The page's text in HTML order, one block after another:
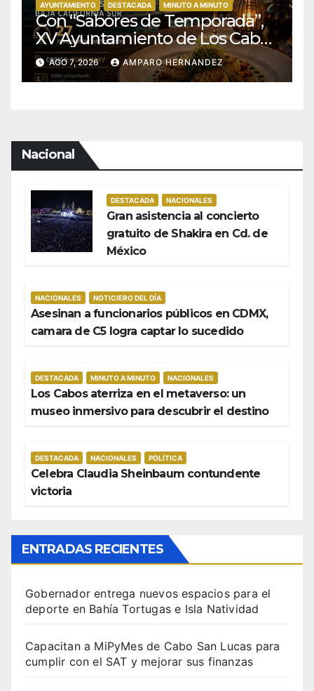
AYUNTAMIENTO DESTACADA MINUTO A MINUTO
Con “Sabores de Temporada”,
XV Ayuntamiento de Los Cabos
y Canirac impulsan consumo
local con beneficios para
AGO 7, 2026 AMPARO HERNANDEZ
Nacional
DESTACADA NACIONALES
Gran asistencia al concierto
gratuito de Shakira en Cd. de
México
NACIONALES NOTICIERO DEL DÍA
Asesinan a funcionarios públicos en CDMX,
camara de C5 logra captar lo sucedido
DESTACADA MINUTO A MINUTO NACIONALES
Los Cabos aterriza en el metaverso: un
museo inmersivo para descubrir el destino
DESTACADA NACIONALES POLÍTICA
Celebra Claudia Sheinbaum contundente
victoria
ENTRADAS RECIENTES
Gobernador entrega nuevos espacios para el
deporte en Bahía Tortugas e Isla Natividad
Capacitan a MiPyMes de Cabo San Lucas para
cumplir con el SAT y mejorar sus finanzas